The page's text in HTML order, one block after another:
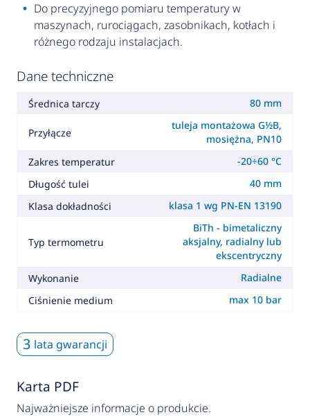
Do precyzyjnego pomiaru temperatury w
maszynach, rurociągach, zasobnikach, kotłach i
różnego rodzaju instalacjach.
Dane techniczne
Średnica tarczy 80 mm
Przyłącze
tuleja montażowa G½B,
mosiężna, PN10
Zakres temperatur
-20÷60 °C
Długość tulei
40 mm
Klasa dokładności
klasa 1 wg PN-EN 13190
Typ termometru
BiTh - bimetaliczny
aksjalny, radialny lub
ekscentryczny
Wykonanie
Radialne
Ciśnienie medium
max 10 bar
3 lata gwarancji
Karta PDF
Najważniejsze informacje o produkcie.